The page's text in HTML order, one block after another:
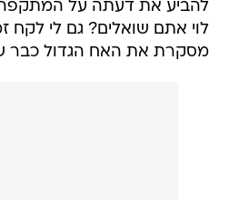
להביע את דעתה על המתקפה
לוי אתם שואלים? גם לי לקח
מסקרת את האח הגדול כבר